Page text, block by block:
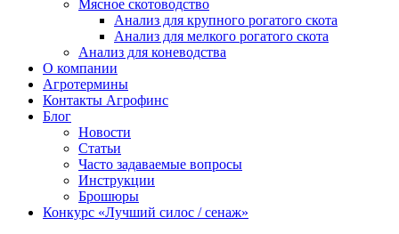
Мясное скотоводство
Анализ для крупного рогатого скота
Анализ для мелкого рогатого скота
Анализ для коневодства
О компании
Агротермины
Контакты Агрофинс
Блог
Новости
Статьи
Часто задаваемые вопросы
Инструкции
Брошюры
Конкурс «Лучший силос / сенаж»